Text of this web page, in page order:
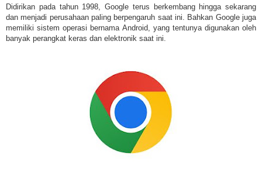
Didirikan pada tahun 1998, Google terus berkembang hingga sekarang
dan menjadi perusahaan paling berpengaruh saat ini. Bahkan Google juga
memiliki sistem operasi bernama Android, yang tentunya digunakan oleh
banyak perangkat keras dan elektronik saat ini.